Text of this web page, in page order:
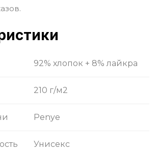
92% хлопок + 8% лайкра
210 г/м2
Penye
Унисекс